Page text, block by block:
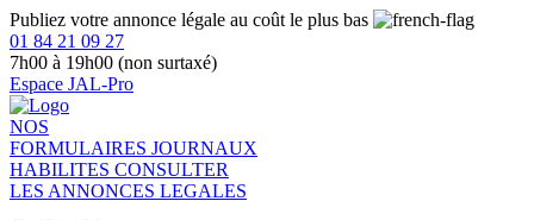
Publiez votre annonce légale au coût le plus bas
01 84 21 09 27
7h00 à 19h00 (non surtaxé)
Espace JAL-Pro
NOS
FORMULAIRES JOURNAUX
HABILITES CONSULTER
LES ANNONCES LEGALES